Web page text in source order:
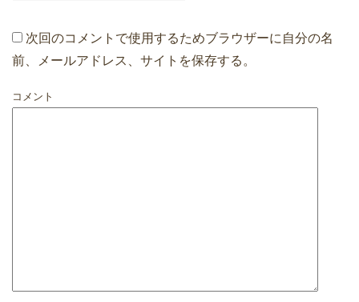
次回のコメントで使用するためブラウザーに自分の名
前、メールアドレス、サイトを保存する。
コメント